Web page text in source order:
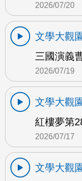
2026/07/20
文學大觀
三國演義
2026/07/19
文學大觀
紅樓夢第
2026/07/17
文學大觀